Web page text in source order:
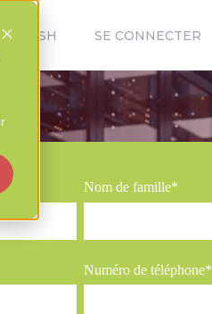
ENGLISH SE CONNECTER
Nom de famille*
Numéro de téléphone*